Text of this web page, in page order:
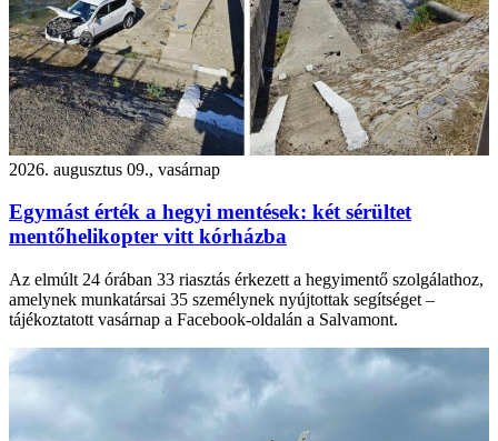
2026. augusztus 09., vasárnap
Egymást érték a hegyi mentések: két sérültet
mentőhelikopter vitt kórházba
Az elmúlt 24 órában 33 riasztás érkezett a hegyimentő szolgálathoz,
amelynek munkatársai 35 személynek nyújtottak segítséget –
tájékoztatott vasárnap a Facebook-oldalán a Salvamont.